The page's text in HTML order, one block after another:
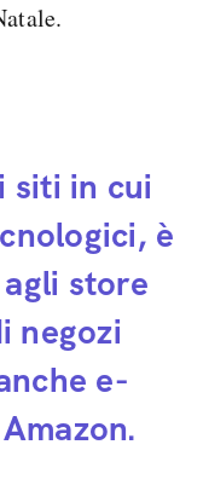
siti in cui
è
store
negozi
e-